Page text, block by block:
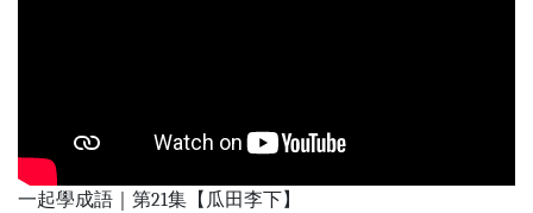
一起學成語｜第21集【瓜田李下】